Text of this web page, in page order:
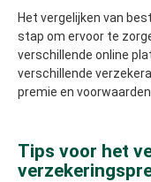
Het vergelijken van
stap om ervoor te
verschillende online
verschillende
premie en
Tips voor het